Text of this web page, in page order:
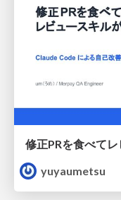
yuyaumetsu